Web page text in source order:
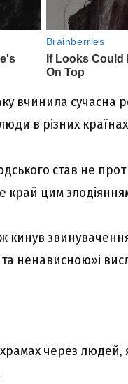
вчинила сучасна
в різних країнах
став не
край цим
кинув
ненависною»і
через людей,